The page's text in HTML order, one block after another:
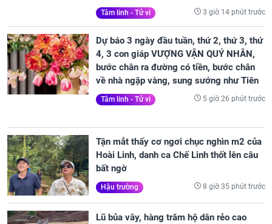
Tâm linh - Tử vi 3 giờ 14 phút trước
Dự báo 3 ngày đầu tuần, thứ 2, thứ 3, thứ
4, 3 con giáp VƯỢNG VẬN QUÝ NHÂN,
bước chân ra đường có tiền, bước chân
về nhà ngập vàng, sung sướng như Tiên
Tâm linh - Tử vi 5 giờ 26 phút trước
Tận mắt thấy cơ ngơi chục nghìn m2 của
Hoài Linh, danh ca Chế Linh thốt lên câu
bất ngờ
Hậu trường 8 giờ 35 phút trước
Lũ bủa vây, hàng trăm hộ dân rẻo cao